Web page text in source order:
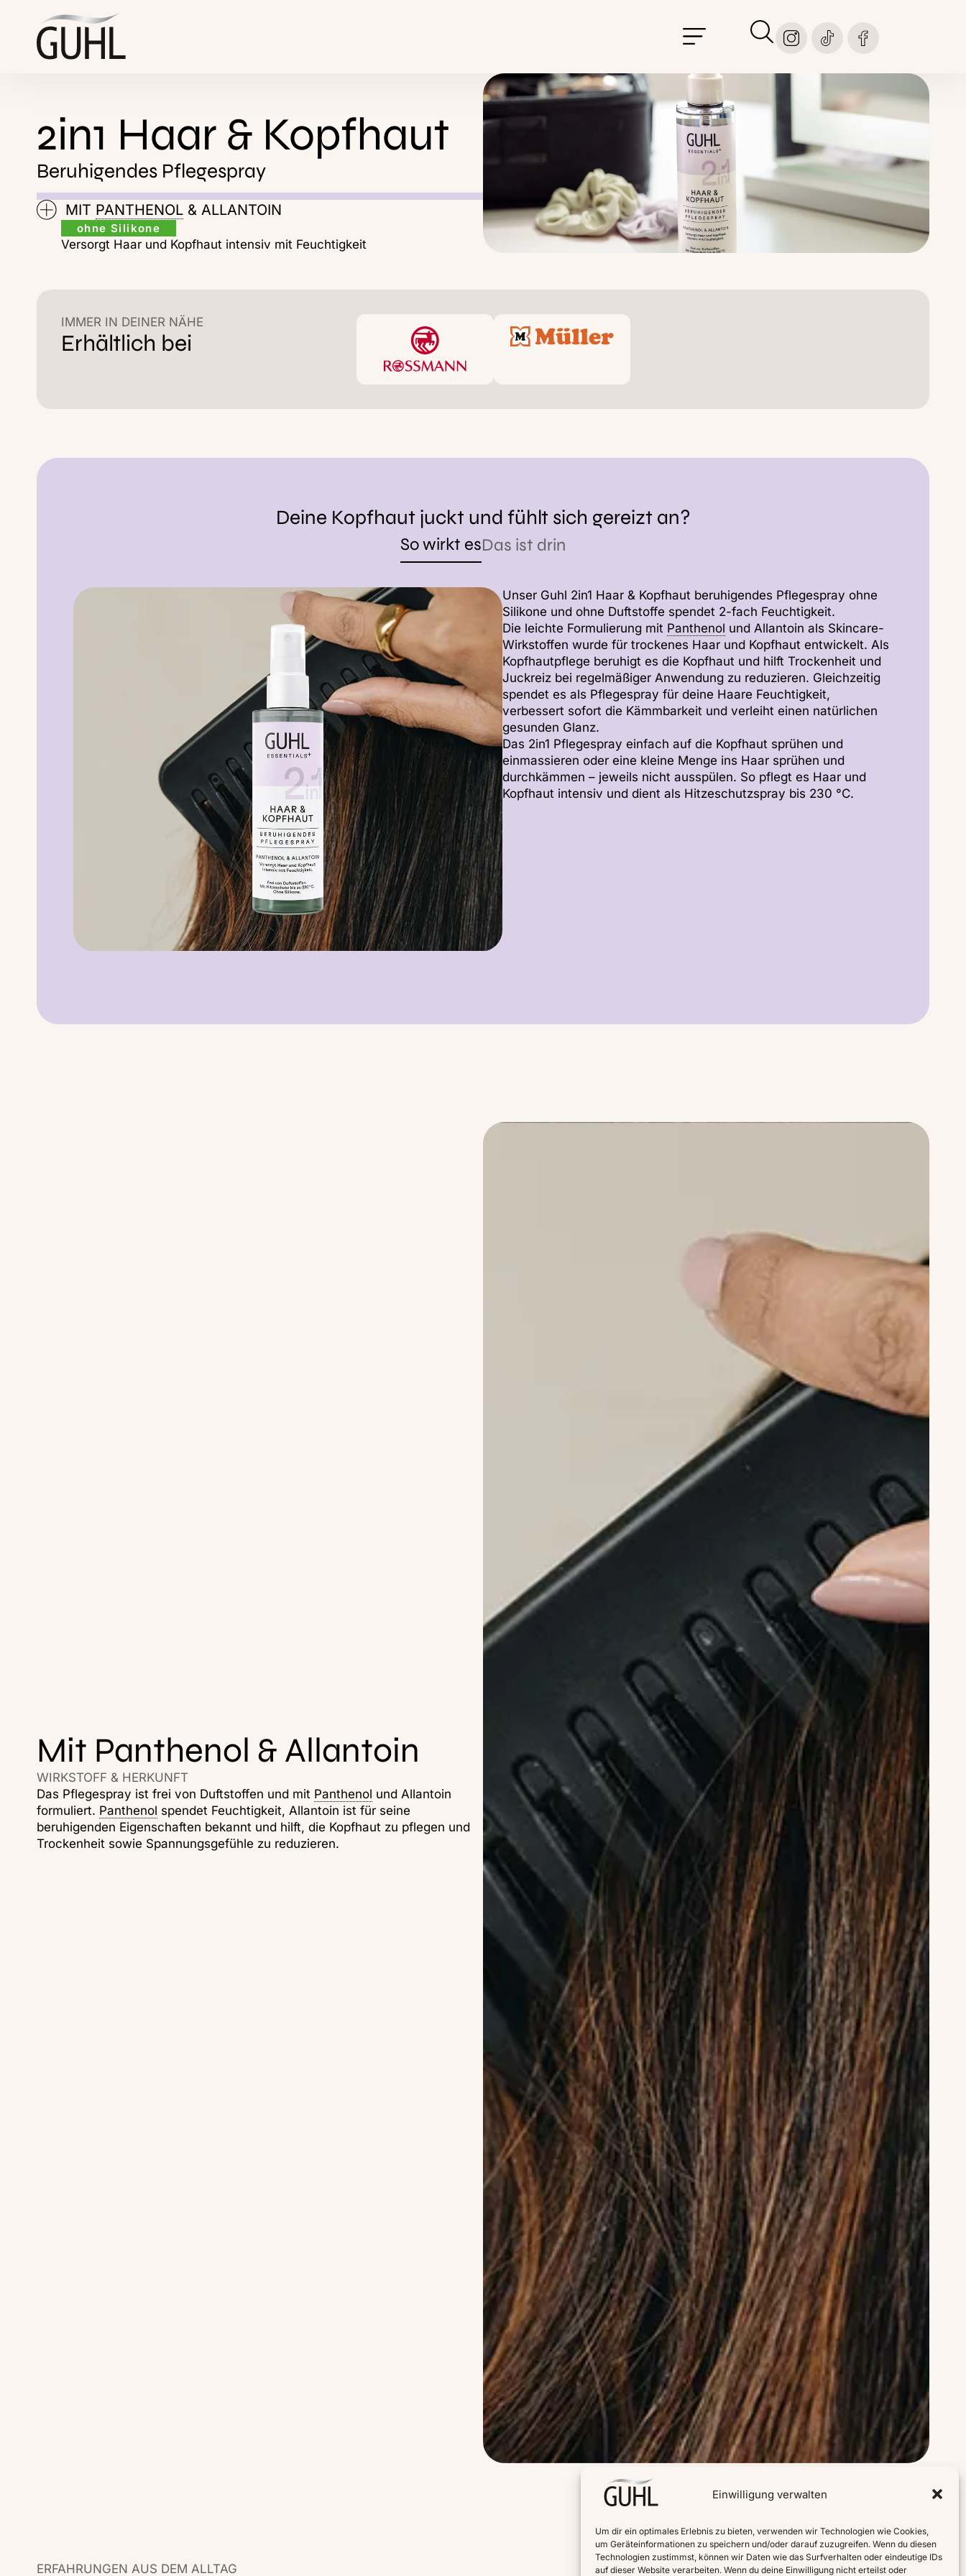
Einwilligung verwalten
Um dir ein optimales Erlebnis zu bieten, verwenden wir Technologien wie Cookies,
um Geräteinformationen zu speichern und/oder darauf zuzugreifen. Wenn du diesen
Technologien zustimmst, können wir Daten wie das Surfverhalten oder eindeutige IDs
auf dieser Website verarbeiten. Wenn du deine Einwilligung nicht erteilst oder
springen
Haar
Kopfhaut
2in1 Haar & Kopfhaut
Beruhigendes Pflegespray
MIT PANTHENOL & ALLANTOIN
ohne Silikone
Versorgt Haar und Kopfhaut intensiv mit Feuchtigkeit
IMMER IN DEINER NÄHE
Erhältlich bei
Deine Kopfhaut juckt und fühlt sich gereizt an?
So wirkt esDas ist drin
Unser Guhl 2in1 Haar & Kopfhaut beruhigendes Pflegespray ohne
Silikone und ohne Duftstoffe spendet 2-fach Feuchtigkeit.
Die leichte Formulierung mit Panthenol und Allantoin als Skincare-
Wirkstoffen wurde für trockenes Haar und Kopfhaut entwickelt. Als
Kopfhautpflege beruhigt es die Kopfhaut und hilft Trockenheit und
Juckreiz bei regelmäßiger Anwendung zu reduzieren. Gleichzeitig
spendet es als Pflegespray für deine Haare Feuchtigkeit,
verbessert sofort die Kämmbarkeit und verleiht einen natürlichen
gesunden Glanz.
Das 2in1 Pflegespray einfach auf die Kopfhaut sprühen und
einmassieren oder eine kleine Menge ins Haar sprühen und
durchkämmen – jeweils nicht ausspülen. So pflegt es Haar und
Kopfhaut intensiv und dient als Hitzeschutzspray bis 230 °C.
Mit Panthenol & Allantoin
WIRKSTOFF & HERKUNFT
Das Pflegespray ist frei von Duftstoffen und mit Panthenol und Allantoin
formuliert. Panthenol spendet Feuchtigkeit, Allantoin ist für seine
beruhigenden Eigenschaften bekannt und hilft, die Kopfhaut zu pflegen und
Trockenheit sowie Spannungsgefühle zu reduzieren.
ERFAHRUNGEN AUS DEM ALLTAG